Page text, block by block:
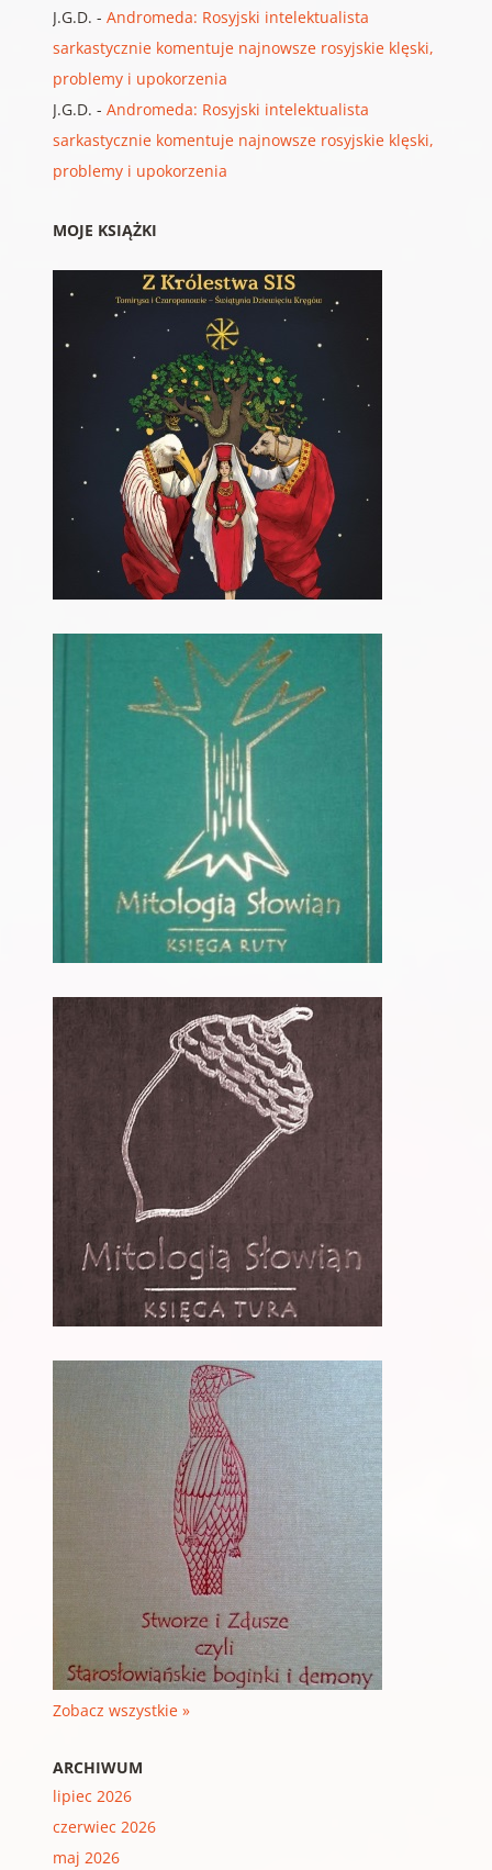
J.G.D. - Andromeda: Rosyjski intelektualista
sarkastycznie komentuje najnowsze rosyjskie klęski,
problemy i upokorzenia
J.G.D. - Andromeda: Rosyjski intelektualista
sarkastycznie komentuje najnowsze rosyjskie klęski,
problemy i upokorzenia
MOJE KSIĄŻKI
Zobacz wszystkie »
ARCHIWUM
lipiec 2026
czerwiec 2026
maj 2026